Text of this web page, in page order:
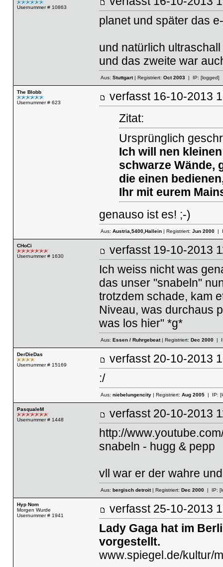
Usernummer # 10863
planet und später das
und natürlich
und das zweite war
Aus: Stuttgart| Registriert: Oct 2003| IP: [logged]
The Blobb
Usernummer # 623
verfasst 16-10-
Zitat:
Ursprünglich
Ich will nen
schwarze Wände,
die einen
Ihr mit eurem
genauso ist es! ;-)
Aus: Austria,5400,Hallein| Registriert: Jun 2000|
CHoCi
Usernummer # 1630
verfasst 19-10-
Ich weiss nicht was
das unser "snabeln"
trotzdem schade, kam
Niveau, was durchaus
was los hier" *g*
Aus: Essen / Ruhrgebeat| Registriert: Dec 2000|
DerDieDas
Usernummer # 15169
verfasst 20-10-
:/
Aus: niebelungencity| Registriert: Aug 2005| IP:
PasqualeM
Usernummer # 1448
verfasst 20-10-
http://
snabeln - hugg & pepp
vll war er der wahre
Aus: bergisch detroit| Registriert: Dec 2000| IP:
Hyp Nom
Morgen Wurde
Usernummer # 1941
verfasst 25-10-
Lady Gaga hat im
vorgestellt.
www.spiegel.de/kultur/